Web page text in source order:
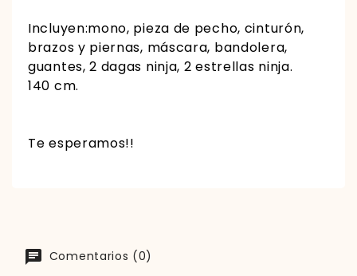
Incluyen:mono, pieza de pecho, cinturón,
brazos y piernas, máscara, bandolera,
guantes, 2 dagas ninja, 2 estrellas ninja.
140 cm.
Te esperamos!!
Comentarios (0)